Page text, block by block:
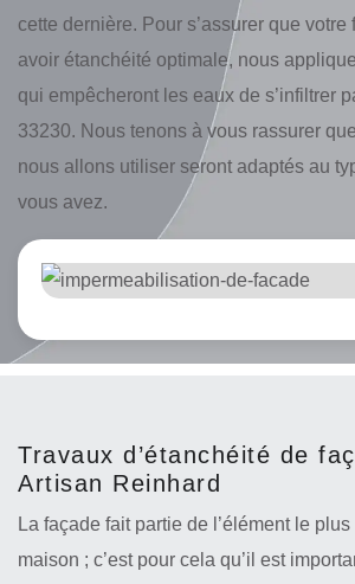
cette dernière. Pour s’assurer que votre
avoir étanchéité optimale, nous
qui empêcheront les eaux de s’infiltrer
33230. Nous tenons à vous rassurer
nous allons utiliser seront adaptés au
vous avez.
Travaux d’étanchéité de
Artisan Reinhard
La façade fait partie de l’élément le
maison ; c’est pour cela qu’il est